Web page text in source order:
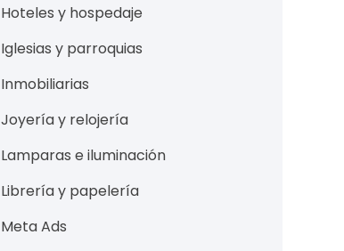
Hoteles y hospedaje
Iglesias y parroquias
Inmobiliarias
Joyería y relojería
Lamparas e iluminación
Librería y papelería
Meta Ads